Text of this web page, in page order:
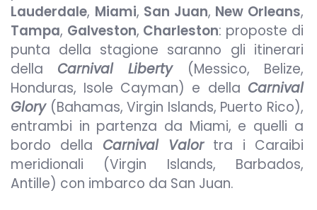
Lauderdale, Miami, San Juan, New Orleans,
Tampa, Galveston, Charleston: proposte di
punta della stagione saranno gli itinerari
della Carnival Liberty(Messico, Belize,
Honduras, Isole Cayman) e della Carnival
Glory(Bahamas, Virgin Islands, Puerto Rico),
entrambi in partenza da Miami, e quelli a
bordo della Carnival Valortra i Caraibi
meridionali (Virgin Islands, Barbados,
Antille) con imbarco da San Juan.